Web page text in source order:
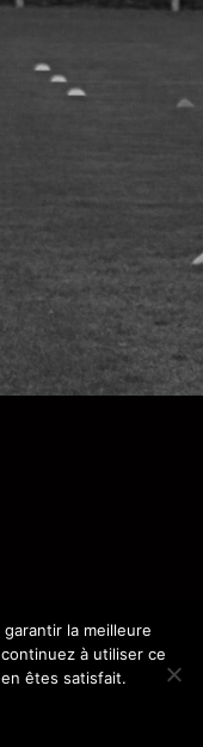
la meilleure
à utiliser ce
êtes satisfait.